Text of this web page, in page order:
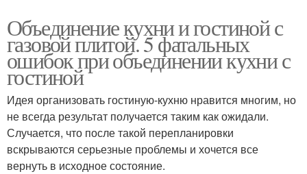
Объединение кухни и гостиной с
газовой плитой. 5 фатальных
ошибок при объединении кухни с
гостиной
Идея организовать гостиную-кухню нравится многим, но
не всегда результат получается таким как ожидали.
Случается, что после такой перепланировки
вскрываются серьезные проблемы и хочется все
вернуть в исходное состояние.